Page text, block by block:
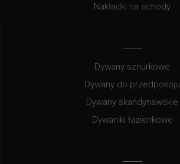
Nakładki na schody
Dywany sznurkowe
Dywany do przedpokoju
Dywany skandynawskie
Dywaniki łazienkowe